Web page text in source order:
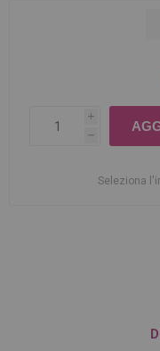
i
h
Seleziona